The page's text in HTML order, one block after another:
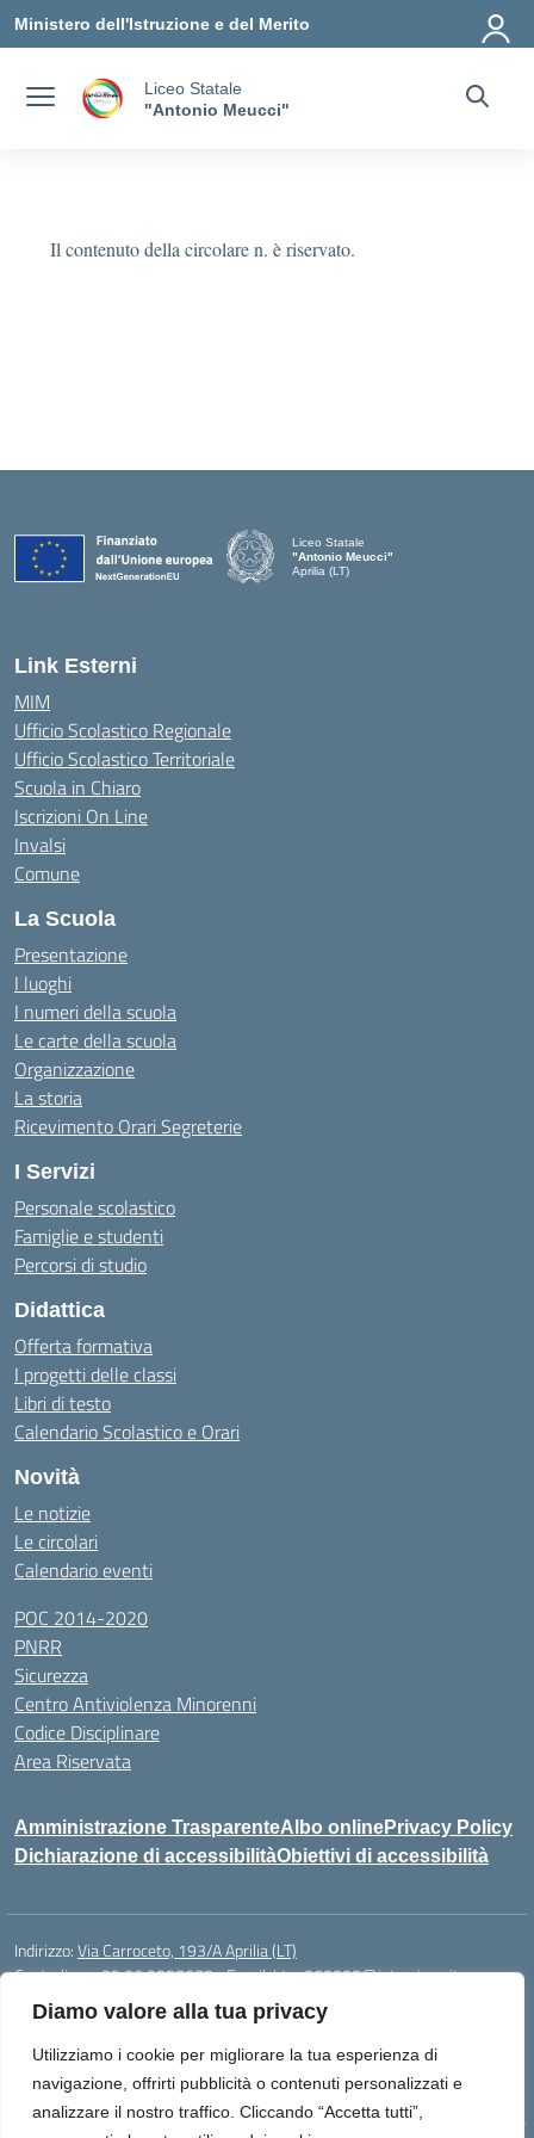
Diamo valore alla tua privacy
Utilizziamo i cookie per migliorare la tua esperienza di
navigazione, offrirti pubblicità o contenuti personalizzati e
analizzare il nostro traffico. Cliccando “Accetta tutti”,
Vai ai contenuti
Vai al menu di navigazione
Vai al footer
Ministero dell'Istruzione e del Merito
Liceo Statale
"Antonio Meucci"
Il contenuto della circolare n. è riservato.
Liceo Statale
"Antonio Meucci"
Aprilia (LT)
Link Esterni
MIM
Ufficio Scolastico Regionale
Ufficio Scolastico Territoriale
Scuola in Chiaro
Iscrizioni On Line
Invalsi
Comune
La Scuola
Presentazione
I luoghi
I numeri della scuola
Le carte della scuola
Organizzazione
La storia
Ricevimento Orari Segreterie
I Servizi
Personale scolastico
Famiglie e studenti
Percorsi di studio
Didattica
Offerta formativa
I progetti delle classi
Libri di testo
Calendario Scolastico e Orari
Novità
Le notizie
Le circolari
Calendario eventi
POC 2014-2020
PNRR
Sicurezza
Centro Antiviolenza Minorenni
Codice Disciplinare
Area Riservata
Amministrazione TrasparenteAlbo onlinePrivacy Policy
Dichiarazione di accessibilitàObiettivi di accessibilità
Indirizzo:Via Carroceto, 193/A Aprilia (LT)
Centralino:+39 06 9257678 Email:Ltps060002@istruzione.it
Posta elettronica certificata (PEC):
Ltps060002@pec.istruzione.it
Codice fiscale: 91001930592
LTPS060002